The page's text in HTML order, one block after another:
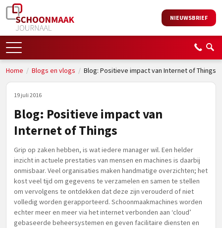
NIEUWSBRIEF
Home / Blogs en vlogs / Blog: Positieve impact van Internet of Things
19 juli 2016
Blog: Positieve impact van
Internet of Things
Grip op zaken hebben, is wat iedere manager wil. Een helder
inzicht in actuele prestaties van mensen en machines is daarbij
onmisbaar. Veel organisaties maken handmatige overzichten; het
kost veel tijd om gegevens te verzamelen en samen te stellen
om vervolgens te ontdekken dat deze zijn verouderd of niet
volledig worden gerapporteerd. Schoonmaakmachines worden
echter meer en meer via het internet verbonden aan ‘cloud’
gebaseerde beheersystemen en geven facilitaire diensten en